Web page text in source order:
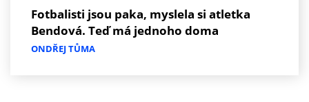
Fotbalisti jsou paka, myslela si atletka
Bendová. Teď má jednoho doma
ONDŘEJ TŮMA